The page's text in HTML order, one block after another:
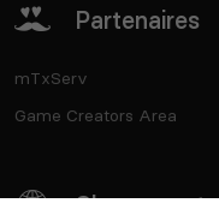
Partenaires
mTxServ
Game Creators Area
Classements